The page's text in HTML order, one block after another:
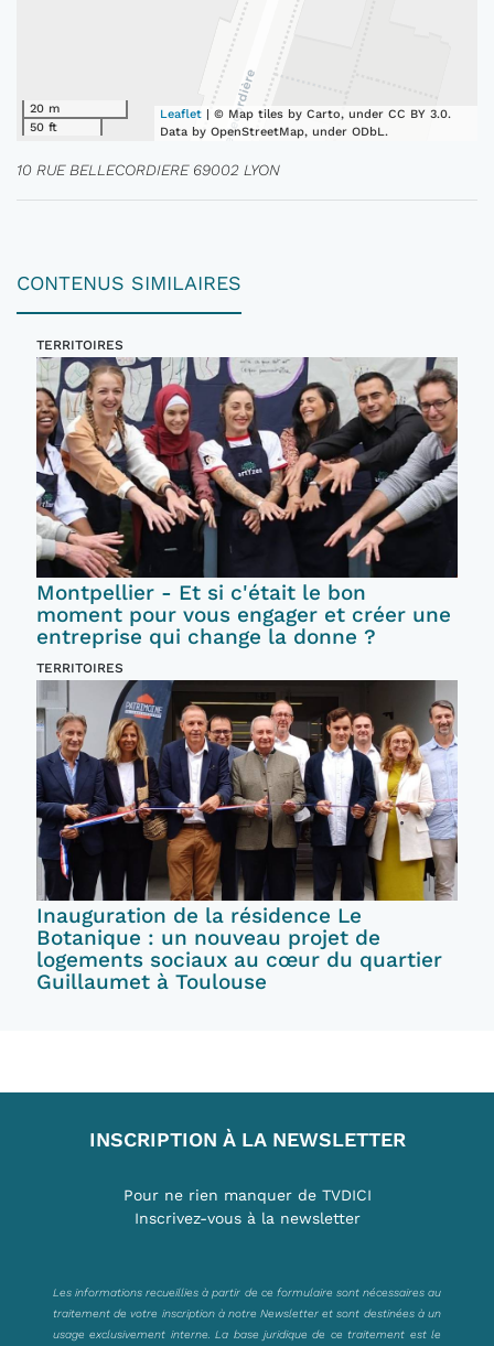
20 m
50 ft
Leaflet | © Map tiles by Carto, under CC BY 3.0.
Data by OpenStreetMap, under ODbL.
10 RUE BELLECORDIERE 69002 LYON
CONTENUS SIMILAIRES
TERRITOIRES
Montpellier - Et si c'était le bon
moment pour vous engager et créer une
entreprise qui change la donne ?
TERRITOIRES
Inauguration de la résidence Le
Botanique : un nouveau projet de
logements sociaux au cœur du quartier
Guillaumet à Toulouse
INSCRIPTION À LA NEWSLETTER
Pour ne rien manquer de TVDICI
Inscrivez-vous à la newsletter
Les informations recueillies à partir de ce formulaire sont nécessaires au
traitement de votre inscription à notre Newsletter et sont destinées à un
usage exclusivement interne. La base juridique de ce traitement est le